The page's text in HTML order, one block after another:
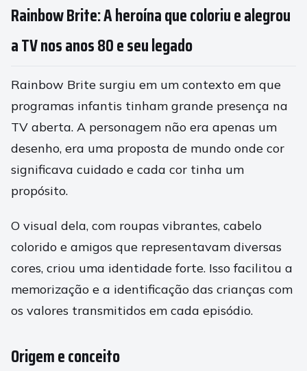
Rainbow Brite: A heroína que coloriu e alegrou
a TV nos anos 80 e seu legado
Rainbow Brite surgiu em um contexto em que
programas infantis tinham grande presença na
TV aberta. A personagem não era apenas um
desenho, era uma proposta de mundo onde cor
significava cuidado e cada cor tinha um
propósito.
O visual dela, com roupas vibrantes, cabelo
colorido e amigos que representavam diversas
cores, criou uma identidade forte. Isso facilitou a
memorização e a identificação das crianças com
os valores transmitidos em cada episódio.
Origem e conceito